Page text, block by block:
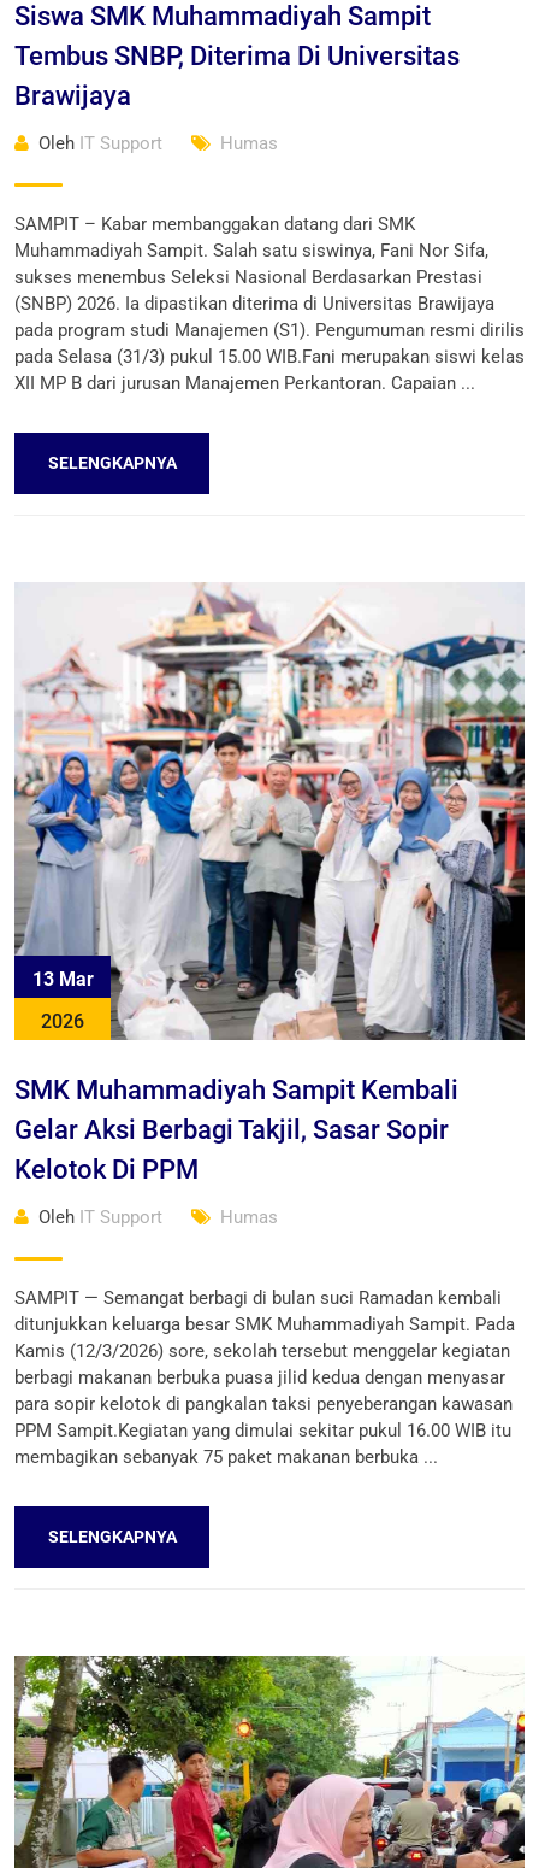
Siswa SMK Muhammadiyah Sampit
Tembus SNBP, Diterima Di Universitas
Brawijaya
Oleh IT Support Humas
SAMPIT – Kabar membanggakan datang dari SMK
Muhammadiyah Sampit. Salah satu siswinya, Fani Nor Sifa,
sukses menembus Seleksi Nasional Berdasarkan Prestasi
(SNBP) 2026. Ia dipastikan diterima di Universitas Brawijaya
pada program studi Manajemen (S1). Pengumuman resmi dirilis
pada Selasa (31/3) pukul 15.00 WIB.Fani merupakan siswi kelas
XII MP B dari jurusan Manajemen Perkantoran. Capaian ...
SELENGKAPNYA
13 Mar
2026
SMK Muhammadiyah Sampit Kembali
Gelar Aksi Berbagi Takjil, Sasar Sopir
Kelotok Di PPM
Oleh IT Support Humas
SAMPIT — Semangat berbagi di bulan suci Ramadan kembali
ditunjukkan keluarga besar SMK Muhammadiyah Sampit. Pada
Kamis (12/3/2026) sore, sekolah tersebut menggelar kegiatan
berbagi makanan berbuka puasa jilid kedua dengan menyasar
para sopir kelotok di pangkalan taksi penyeberangan kawasan
PPM Sampit.Kegiatan yang dimulai sekitar pukul 16.00 WIB itu
membagikan sebanyak 75 paket makanan berbuka ...
SELENGKAPNYA